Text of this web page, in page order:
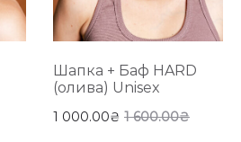
Шапка + Баф HARD
(олива) Unisex
1 600.00₴
1 000.00₴